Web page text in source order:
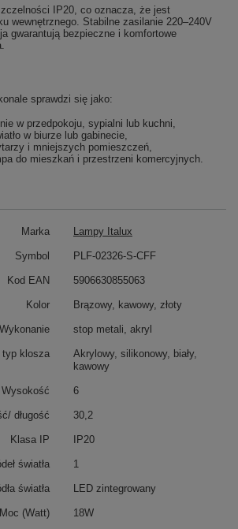
IP20, co oznacza, że jest
wewnętrznego. Stabilne zasilanie 220–240V
gwarantują bezpieczne i komfortowe
sprawdzi się jako:
w przedpokoju, sypialni lub kuchni,
w biurze lub gabinecie,
i mniejszych pomieszczeń,
do mieszkań i przestrzeni komercyjnych.
Marka Lampy Italux
Symbol PLF-02326-S-CFF
Kod EAN 5906630855063
Kolor Brązowy, kawowy, złoty
Wykonanie stop metali, akryl
typ klosza
Akrylowy, silikonowy, biały,
kawowy
Wysokość 6
długość 30,2
Klasa IP IP20
światła 1
światła LED zintegrowany
Moc (Watt) 18W